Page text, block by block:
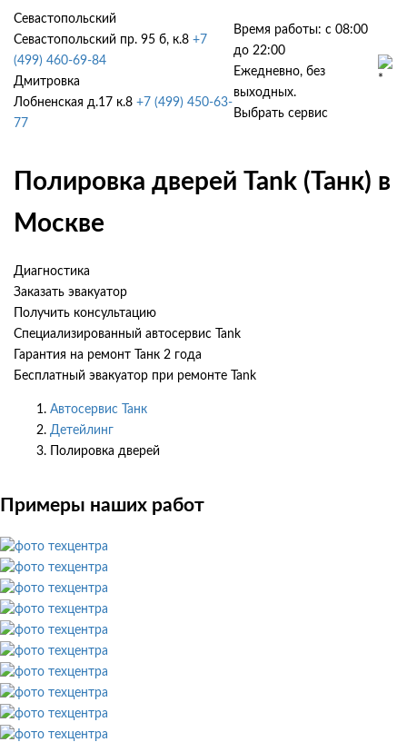
Севастопольский
Севастопольский пр. 95 б, к.8 +7
(499) 460-69-84
Дмитровка
Лобненская д.17 к.8 +7 (499) 450-63-
77
Время работы: с 08:00
до 22:00
Ежедневно, без
выходных.
Выбрать сервис
Полировка дверей Tank (Танк) в
Москве
Диагностика
Заказать эвакуатор
Получить консультацию
Специализированный автосервис Tank
Гарантия на ремонт Танк 2 года
Бесплатный эвакуатор при ремонте Tank
Автосервис Танк
Детейлинг
Полировка дверей
Примеры наших работ